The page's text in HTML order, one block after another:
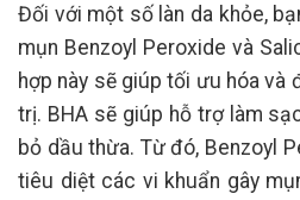
Đối với một số làn da khỏe,
mụn Benzoyl Peroxide và
hợp này sẽ giúp tối ưu hóa và
trị. BHA sẽ giúp hỗ trợ làm
bỏ dầu thừa. Từ đó, Benzoyl
tiêu diệt các vi khuẩn gây